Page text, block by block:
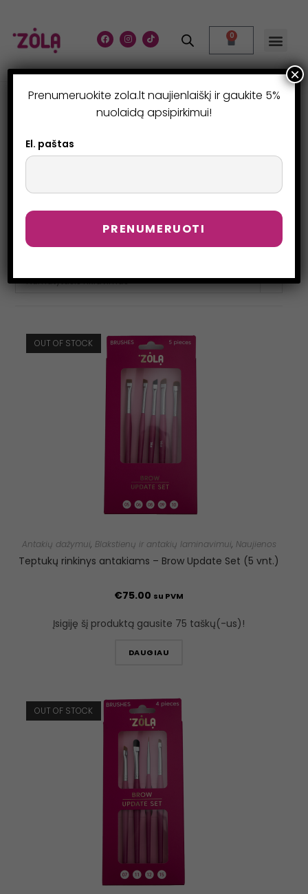
0
ANTAKIŲ DAŽYMUI
> Produktai
Numatytasis rikiavimas
OUT OF STOCK
Antakių dažymui, Blakstienų ir antakių laminavimui, Naujienos
Teptukų rinkinys antakiams – Brow Update Set (5 vnt.)
€75.00 su PVM
Įsigiję šį produktą gausite 75 taškų(-us)!
DAUGIAU
OUT OF STOCK
Prenumeruokite zola.lt naujienlaiškį ir gaukite 5%
nuolaidą apsipirkimui!
El. paštas
×